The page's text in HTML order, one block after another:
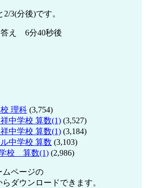
3(分後)です。
答え 6分40秒後
理科 (3,754)
中学校 算数(1) (3,527)
中学校 算数(1) (3,184)
中学校 算数 (3,103)
校 算数(1) (2,986)
ムページの
らダウンロードできます。